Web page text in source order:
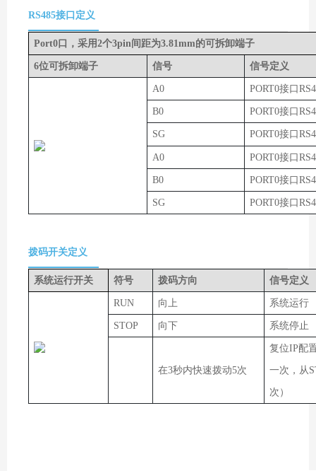
RS485接口定义
Port0口，采用2个3pin间距为3.81mm的可拆卸端子
6位可拆卸端子 信号 信号定义
A0 PORT0接口
B0 PORT0接口
SG PORT0接口
A0 PORT0接口
B0 PORT0接口
SG PORT0接口
拨码开关定义
系统运行开关 符号 拨码方向 信号定义
RUN 向上 系统运行
STOP 向下 系统停止
在3秒内快速拨动5次
复位IP配
一次，从
次）